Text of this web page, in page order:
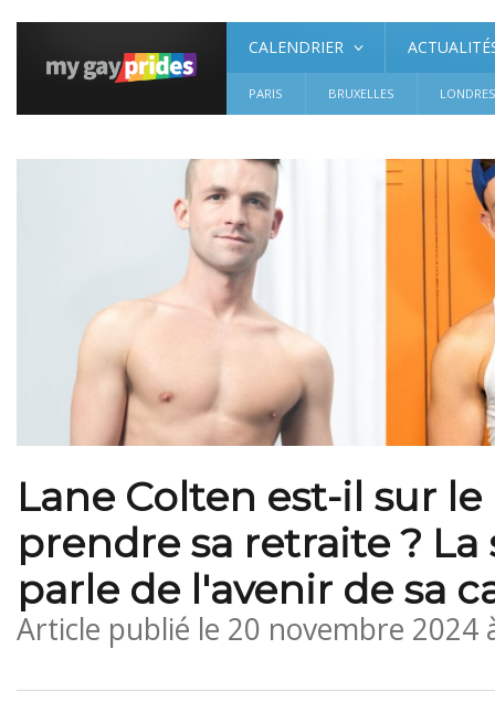
CALENDRIER
PARIS BRUXELLES LONDRES
Lane Colten est-il sur
prendre sa retraite ?
parle de l'avenir de sa
Article publié le 20 novembre 2024